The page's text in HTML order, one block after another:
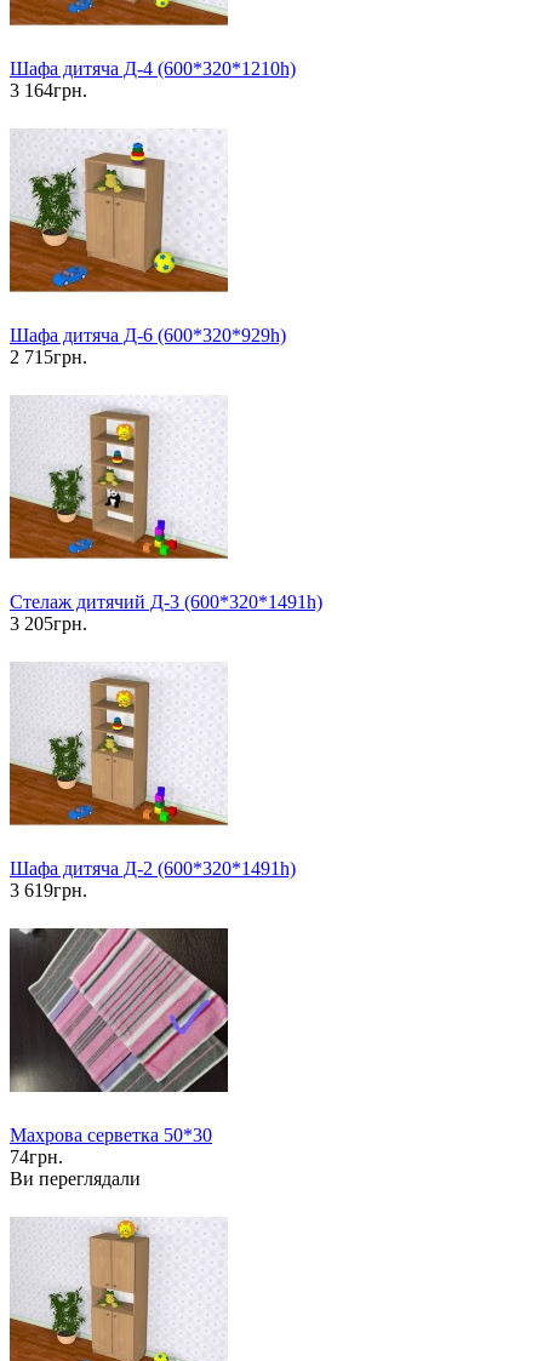
Шафа дитяча Д-4 (600*320*1210h)
3 164грн.
Шафа дитяча Д-6 (600*320*929h)
2 715грн.
Стелаж дитячий Д-3 (600*320*1491h)
3 205грн.
Шафа дитяча Д-2 (600*320*1491h)
3 619грн.
Махрова серветка 50*30
74грн.
Ви переглядали